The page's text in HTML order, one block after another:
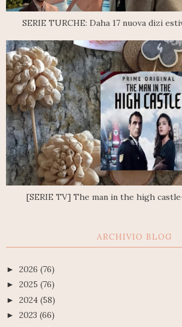
SERIE TURCHE: Daha 17 nuova dizi
[SERIE TV] The man in the high
ARCHIVIO BLOG
► 2026 (76)
► 2025 (76)
► 2024 (58)
► 2023 (66)